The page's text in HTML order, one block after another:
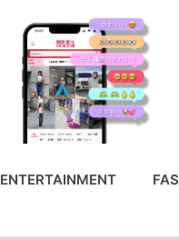
ENTERTAINMENT